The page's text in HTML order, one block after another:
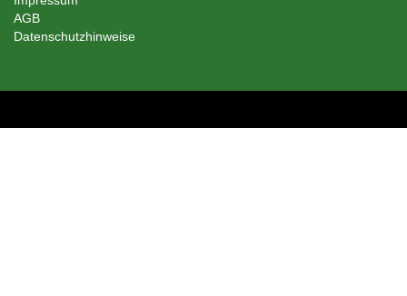
AGB
Datenschutzhinweise